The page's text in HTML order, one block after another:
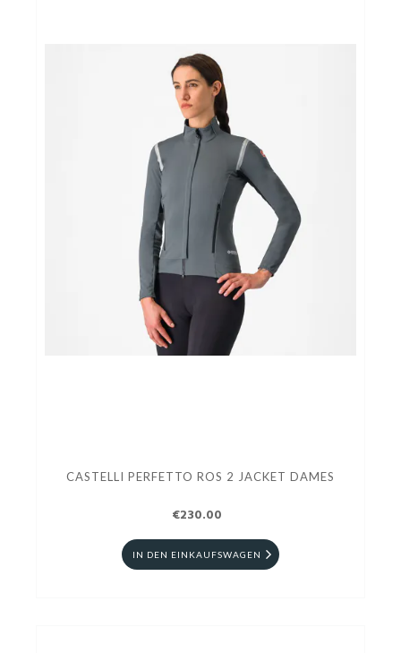
CASTELLI PERFETTO ROS 2 JACKET DAMES
€230.00
IN DEN EINKAUFSWAGEN